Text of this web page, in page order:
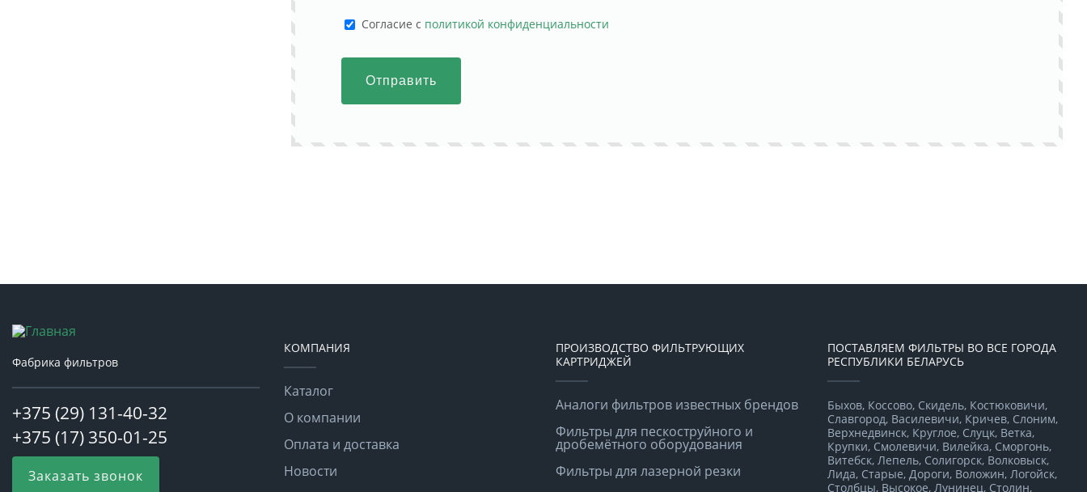
Cогласие с политикой конфиденциальности
Отправить
Фабрика фильтров
+375 (29) 131-40-32
+375 (17) 350-01-25
Заказать звонок
КОМПАНИЯ
Каталог
О компании
Оплата и доставка
Новости
ПРОИЗВОДСТВО ФИЛЬТРУЮЩИХ
КАРТРИДЖЕЙ
Аналоги фильтров известных брендов
Фильтры для пескоструйного и
дробемётного оборудования
Фильтры для лазерной резки
ПОСТАВЛЯЕМ ФИЛЬТРЫ ВО ВСЕ ГОРОДА
РЕСПУБЛИКИ БЕЛАРУСЬ
Быхов, Коссово, Скидель, Костюковичи,
Славгород, Василевичи, Кричев, Слоним,
Верхнедвинск, Круглое, Слуцк, Ветка,
Крупки, Смолевичи, Вилейка, Сморгонь,
Витебск, Лепель, Солигорск, Волковыск,
Лида, Старые, Дороги, Воложин, Логойск,
Столбцы, Высокое, Лунинец, Столин,